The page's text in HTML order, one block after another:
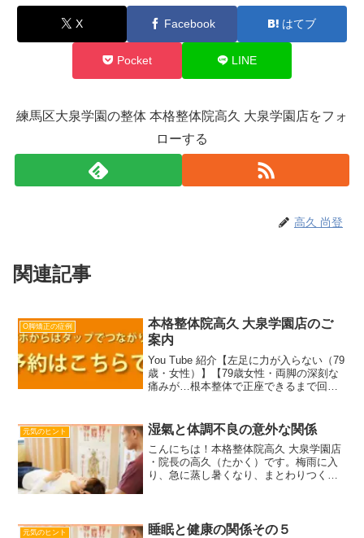
X Facebook はてブ
Pocket LINE
練馬区大泉学園の整体 本格整体院高久 大泉学園店をフォ
ローする
高久 尚登
関連記事
O脚矯正の症例
本格整体院高久 大泉学園店のご
案内
You Tube 紹介【左足に力が入らない（79
歳・女性）】【79歳女性・両脚の深刻な
痛みが…根本整体で正座できるまで回
院で恥骨結合離開と診断されましたが】
【必見！正し...
元気のヒント 湿氣と体調不良の意外な関係
こんにちは！本格整体院高久 大泉学園店
・院長の高久（たかく）です。梅雨に入
り、急に蒸し暑くなり、まとわりつくよ
い」「暑いのに汗が出な...
元気のヒント 睡眠と健康の関係その５